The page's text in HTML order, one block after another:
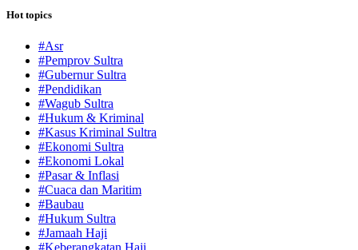
Hot topics
#Asr
#Pemprov Sultra
#Gubernur Sultra
#Pendidikan
#Wagub Sultra
#Hukum & Kriminal
#Kasus Kriminal Sultra
#Ekonomi Sultra
#Ekonomi Lokal
#Pasar & Inflasi
#Cuaca dan Maritim
#Baubau
#Hukum Sultra
#Jamaah Haji